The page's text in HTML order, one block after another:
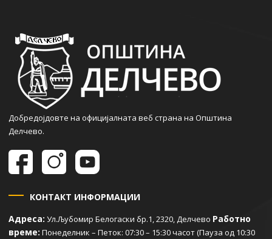
Добредојдовте на официјалната веб страна на Општина
Делчево.
КОНТАКТ ИНФОРМАЦИИ
Адреса: Ул.Љубомир Белогаски бр.1, 2320, Делчево Работно
време: Понеделник – Петок: 07:30 – 15:30 часот (Пауза од 10:30